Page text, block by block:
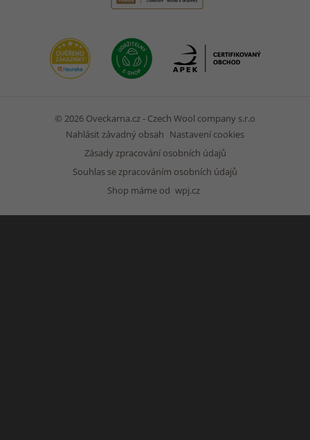
© 2026 Oveckarna.cz - Czech Wool company s.r.o
Nahlásit závadný obsah Nastavení cookies
Zásady zpracování osobních údajů
Souhlas se zpracováním osobních údajů
Shop máme od wpj.cz